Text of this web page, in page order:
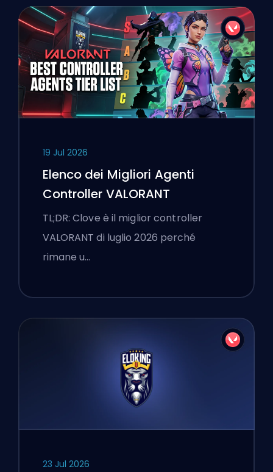
19 Jul 2026
Elenco dei Migliori Agenti
Controller VALORANT
TL;DR: Clove è il miglior controller
VALORANT di luglio 2026 perché
rimane u…
23 Jul 2026